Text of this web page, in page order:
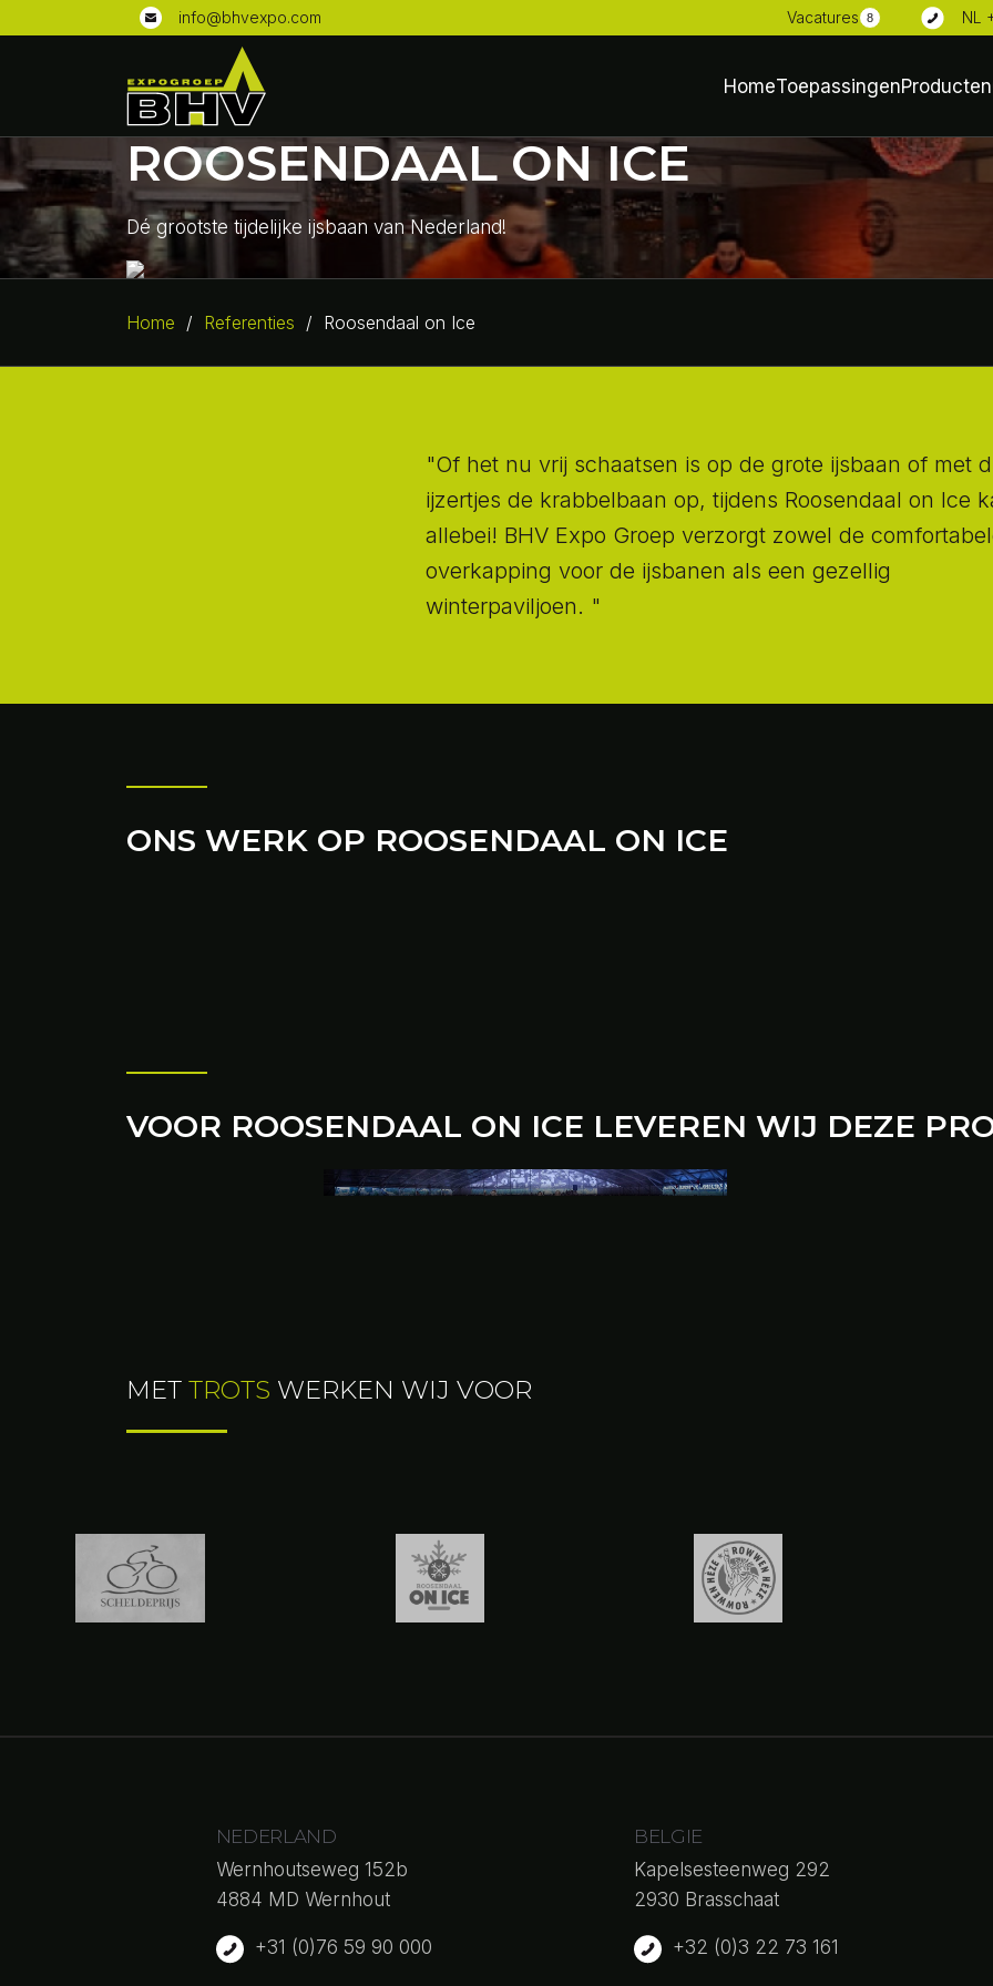
info@bhvexpo.com Vacatures 8 NL
HomeToepassingenProducten
ROOSENDAAL ON ICE
Dé grootste tijdelijke ijsbaan van Nederland!
Home / Referenties / Roosendaal on Ice
"Of het nu vrij schaatsen is op de grote ijsbaan of met
ijzertjes de krabbelbaan op, tijdens Roosendaal on Ice
allebei! BHV Expo Groep verzorgt zowel de
overkapping voor de ijsbanen als een gezellig
winterpaviljoen. "
ONS WERK OP ROOSENDAAL ON ICE
VOOR ROOSENDAAL ON ICE LEVEREN WIJ DEZE
ALUHAL
MET TROTS WERKEN WIJ VOOR
NEDERLAND
Wernhoutseweg 152b
4884 MD Wernhout
+31 (0)76 59 90 000
BELGIE
Kapelsesteenweg 292
2930 Brasschaat
+32 (0)3 22 73 161